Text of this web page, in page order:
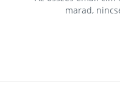
marad,